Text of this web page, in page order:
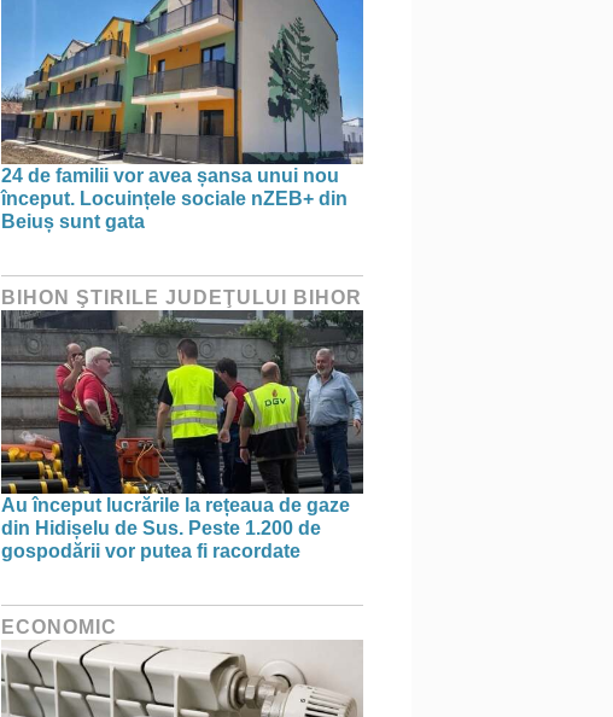
24 de familii vor avea șansa unui nou
început. Locuințele sociale nZEB+ din
Beiuș sunt gata
BIHON ŞTIRILE JUDEŢULUI BIHOR
Au început lucrările la rețeaua de gaze
din Hidișelu de Sus. Peste 1.200 de
gospodării vor putea fi racordate
ECONOMIC